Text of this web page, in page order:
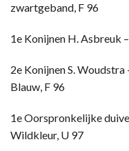
zwartgeband, F 96
1e Konijnen H. Asbreuk
2e Konijnen S.
Blauw, F 96
1e Oorspronkelijke
Wildkleur, U 97